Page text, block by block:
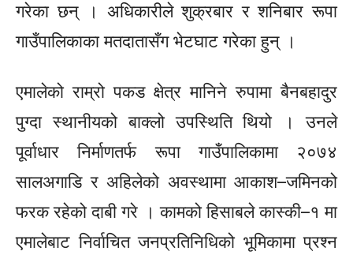
गरेका छन् । अधिकारीले शुक्रबार र शनिबाररूपा
गाउँपालिकाका मतदातासँग भेटघाट गरेका हुन् ।
एमालेको राम्रो पकड क्षेत्र मानिनेरुपामाबैनबहादुर
पुग्दा स्थानीयको बाक्लो उपस्थिति थियो । उनले
पूर्वाधार निर्माणतर्फरूपागाउँपालिकामा २०७४
सालअगाडि र अहिलेको अवस्थामा आकाश–जमिनको
फरक रहेको दाबी गरे । कामको हिसाबलेकास्की–१ मा
एमालेबाट निर्वाचित जनप्रतिनिधिको भूमिकामा प्रश्न